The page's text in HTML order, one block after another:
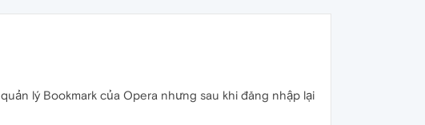
lý Bookmark của Opera nhưng sau khi đăng nhập lại